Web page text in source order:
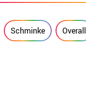
Schminke Overall